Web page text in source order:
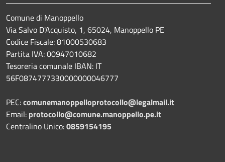
Comune di Manoppello
Via Salvo D'Acquisto, 1, 65024, Manoppello PE
Codice Fiscale: 81000530683
Partita IVA: 00947010682
Tesoreria comunale IBAN: IT
56F0874777330000000046777
PEC:comunemanoppelloprotocollo@legalmail.it
Email: protocollo@comune.manoppello.pe.it
Centralino Unico:0859154195